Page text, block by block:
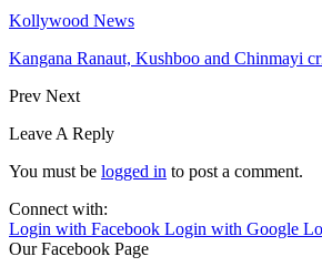
Kollywood News
Kangana Ranaut, Kushboo and Chinmayi
Prev Next
Leave A Reply
You must be logged in to post a comment.
Connect with:
Login with Facebook Login with Google
Our Facebook Page